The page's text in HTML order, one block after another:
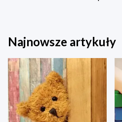
Najnowsze artykuły